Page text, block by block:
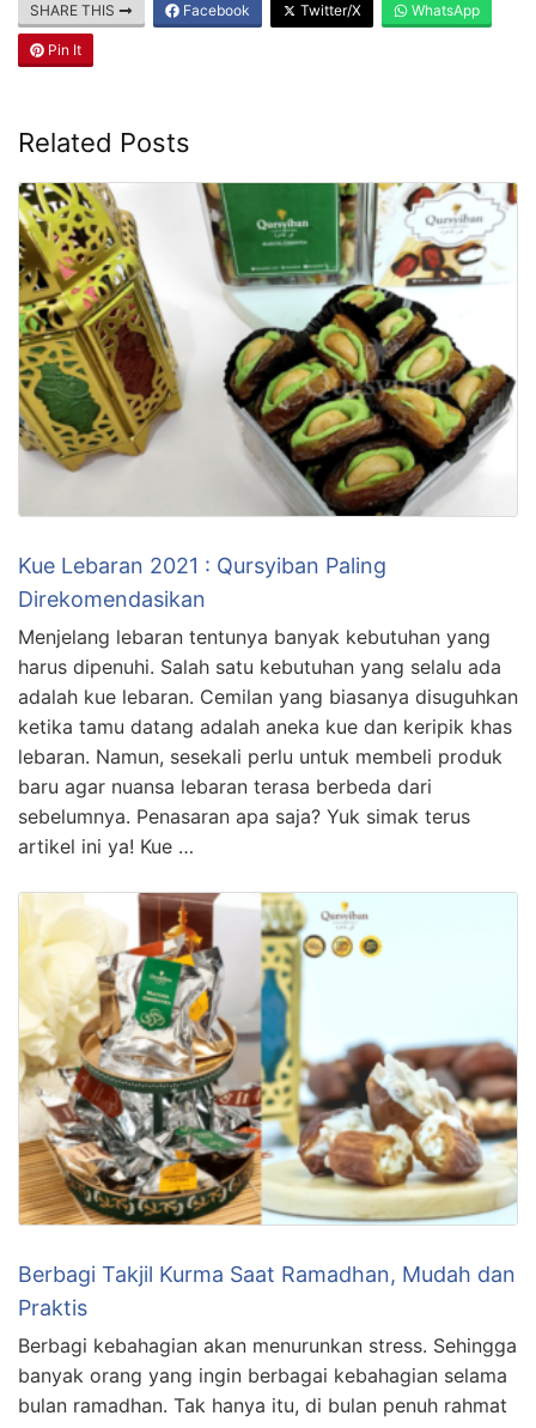
SHARE THIS Facebook Twitter/X WhatsApp
Pin It
Related Posts
Kue Lebaran 2021 : Qursyiban Paling
Direkomendasikan
Menjelang lebaran tentunya banyak kebutuhan yang
harus dipenuhi. Salah satu kebutuhan yang selalu ada
adalah kue lebaran. Cemilan yang biasanya disuguhkan
ketika tamu datang adalah aneka kue dan keripik khas
lebaran. Namun, sesekali perlu untuk membeli produk
baru agar nuansa lebaran terasa berbeda dari
sebelumnya. Penasaran apa saja? Yuk simak terus
artikel ini ya! Kue …
Berbagi Takjil Kurma Saat Ramadhan, Mudah dan
Praktis
Berbagi kebahagian akan menurunkan stress. Sehingga
banyak orang yang ingin berbagai kebahagian selama
bulan ramadhan. Tak hanya itu, di bulan penuh rahmat